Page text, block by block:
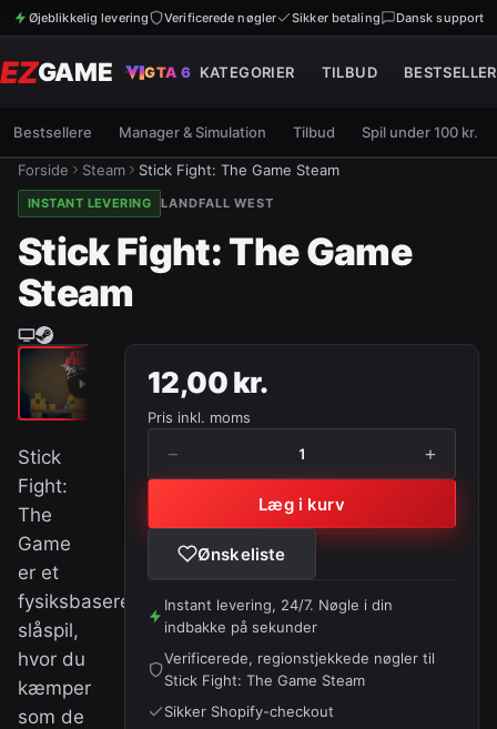
Øjeblikkelig levering Verificerede nøgler Sikker betaling Dansk support
EZGAME GTA 6 KATEGORIER TILBUD
Bestsellere Manager & Simulation Tilbud Spil under 100 kr.
Forside Steam Stick Fight: The Game Steam
INSTANT LEVERING LANDFALL WEST
Stick Fight: The Game
Steam
Stick
Fight:
The
Game
er et
fysiksbaseret
slåspil,
hvor du
kæmper
som de
12,00 kr.
Pris inkl. moms
− 1 +
Læg i kurv
Ønskeliste
Instant levering, 24/7. Nøgle i din
indbakke på sekunder
Verificerede, regionstjekkede nøgler til
Stick Fight: The Game Steam
Sikker Shopify-checkout